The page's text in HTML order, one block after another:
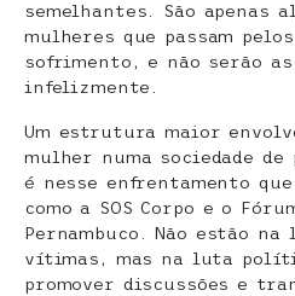
semelhantes. São apenas
mulheres que passam
sofrimento, e não serão
infelizmente.
Um estrutura maior
mulher numa sociedade de
é nesse enfrentamento
como a SOS Corpo e o
Pernambuco. Não estão
vítimas, mas na luta
promover discussões e